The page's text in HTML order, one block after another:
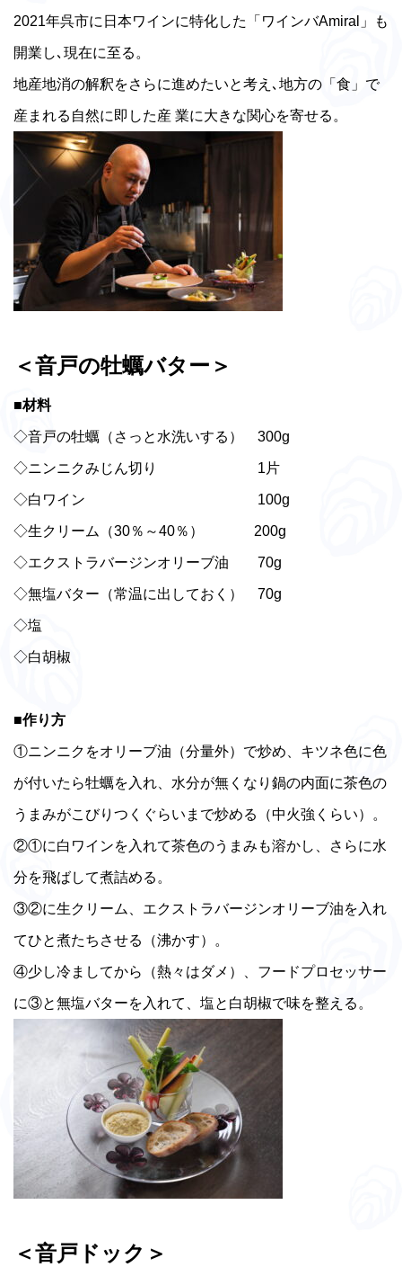
2021年呉市に日本ワインに特化した「ワインバAmiral」も
開業し､現在に至る。
地産地消の解釈をさらに進めたいと考え､地方の「食」で
産まれる自然に即した産 業に大きな関心を寄せる。
＜音戸の牡蠣バター＞
■材料
◇音戸の牡蠣（さっと水洗いする） 300g
◇ニンニクみじん切り 1片
◇白ワイン 100g
◇生クリーム（30％～40％） 200g
◇エクストラバージンオリーブ油 70g
◇無塩バター（常温に出しておく） 70g
◇塩
◇白胡椒
■作り方
①ニンニクをオリーブ油（分量外）で炒め、キツネ色に色
が付いたら牡蠣を入れ、水分が無くなり鍋の内面に茶色の
うまみがこびりつくぐらいまで炒める（中火強くらい）。
②①に白ワインを入れて茶色のうまみも溶かし、さらに水
分を飛ばして煮詰める。
③②に生クリーム、エクストラバージンオリーブ油を入れ
てひと煮たちさせる（沸かす）。
④少し冷ましてから（熱々はダメ）、フードプロセッサー
に③と無塩バターを入れて、塩と白胡椒で味を整える。
＜音戸ドック＞